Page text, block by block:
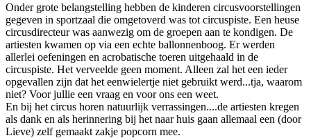
Onder grote belangstelling hebben de kinderen circusvoorstellingen
gegeven in sportzaal die omgetoverd was tot circuspiste. Een heuse
circusdirecteur was aanwezig om de groepen aan te kondigen. De
artiesten kwamen op via een echte ballonnenboog. Er werden
allerlei oefeningen en acrobatische toeren uitgehaald in de
circuspiste. Het verveelde geen moment. Alleen zal het een ieder
opgevallen zijn dat het eenwielertje niet gebruikt werd...tja, waarom
niet? Voor jullie een vraag en voor ons een weet.
En bij het circus horen natuurlijk verrassingen....de artiesten kregen
als dank en als herinnering bij het naar huis gaan allemaal een (door
Lieve) zelf gemaakt zakje popcorn mee.